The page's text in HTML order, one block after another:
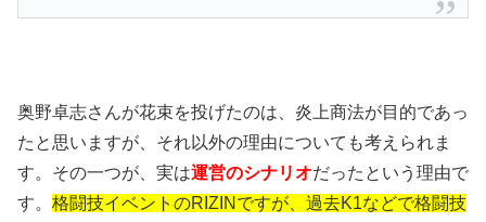
奥野卓志さんが花束を投げたのは、炎上商法が目的であっ
たと思いますが、それ以外の理由についても考えられま
す。その一つが、実は運営のシナリオだったという理由で
す。 格闘技イベントのRIZINですが、過去K1などで格闘技